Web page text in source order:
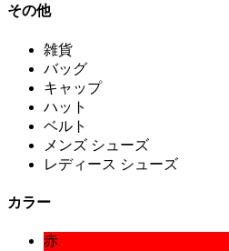
その他
雑貨
バッグ
キャップ
ハット
ベルト
メンズ シューズ
レディース シューズ
カラー
赤